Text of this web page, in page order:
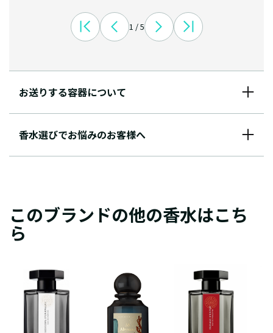
1 / 5
お送りする容器について
香水選びでお悩みのお客様へ
このブランドの他の香水はこち
ら